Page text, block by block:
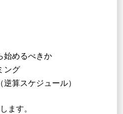
始めるべきか
ング
算スケジュール）
ます。